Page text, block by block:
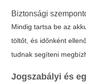
Biztonsági
Mindig tartsa be az
töltőt, és időnként
tudnak segíteni
Jogszabályi és